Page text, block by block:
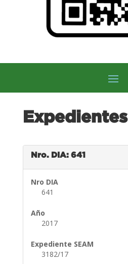
Expedientes
Nro. DIA: 641
Nro DIA
641
Año
2017
Expediente SEAM
3182/17